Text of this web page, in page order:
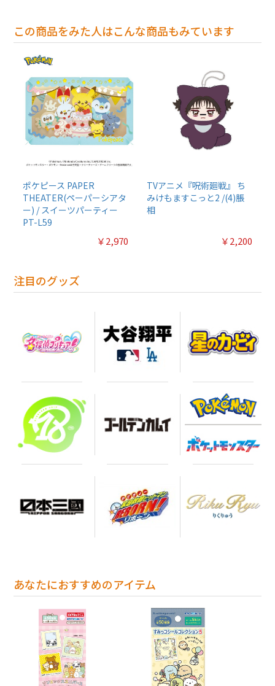
この商品をみた人はこんな商品もみています
ポケピース PAPER
THEATER(ペーパーシアタ
ー) / スイーツパーティー
PT-L59
￥2,970
TVアニメ『呪術廻戦』 ち
みけもますこっと2 /(4)脹
相
￥2,200
注目のグッズ
あなたにおすすめのアイテム